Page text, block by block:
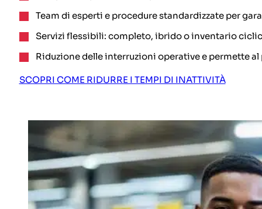
Team di esperti e procedure standardizzate per
Servizi flessibili: completo, ibrido o inventario
Riduzione delle interruzioni operative e permette
SCOPRI COME RIDURRE I TEMPI DI INATTIVITÀ